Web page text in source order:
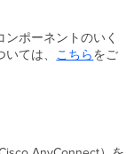
ポーネントのいく
ては、 こちらをご